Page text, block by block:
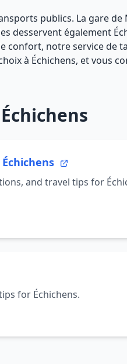
publics. La gare
desservent également
confort, notre service de
à Échichens, et vous
and travel tips for
for Échichens.